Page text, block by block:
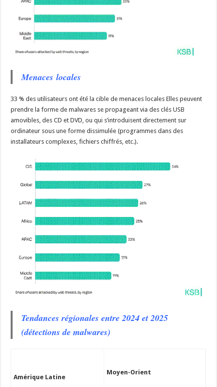
Menaces locales
33 % des utilisateurs ont été la cible de menaces locales Elles peuvent
prendre la forme de malwares se propageant via des clés USB
amovibles, des CD et DVD, ou qui s’introduisent directement sur
ordinateur sous une forme dissimulée (programmes dans des
installateurs complexes, fichiers chiffrés, etc.).
Tendances régionales entre 2024 et 2025
(détections de malwares)
Amérique Latine
Moyen-Orient